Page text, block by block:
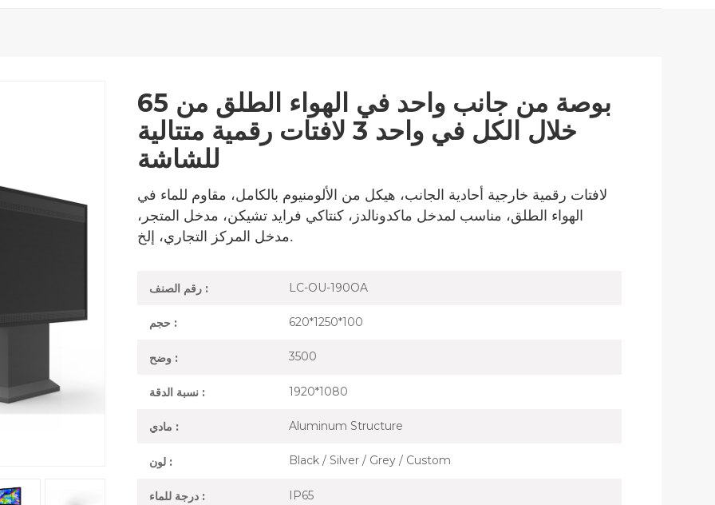
65 بوصة من جانب واحد في الهواء الطلق من
خلال الكل في واحد 3 لافتات رقمية متتالية
للشاشة
لافتات رقمية خارجية أحادية الجانب، هيكل من الألومنيوم بالكامل، مقاوم للماء في
الهواء الطلق، مناسب لمدخل ماكدونالدز، كنتاكي فرايد تشيكن، مدخل المتجر،
مدخل المركز التجاري، إلخ.
رقم الصنف : LC-OU-190OA
حجم : 620*1250*100
وضح : 3500
نسبة الدقة : 1920*1080
مادي : Aluminum Structure
لون : Black / Silver / Grey / Custom
درجة للماء : IP65